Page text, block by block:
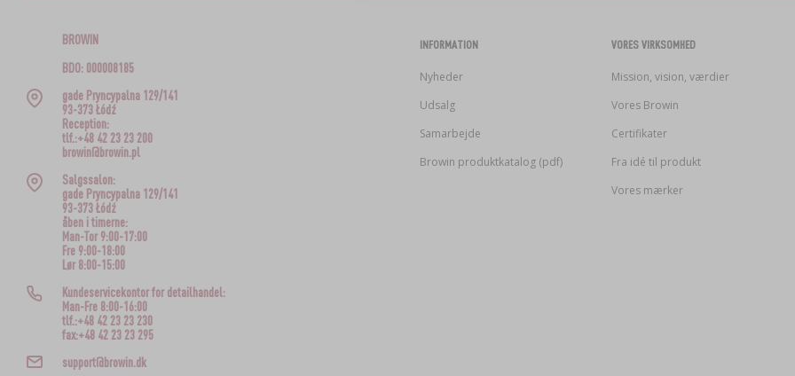
BROWIN
BDO: 000008185
gade Pryncypalna 129/141
93-373 Łódź
Reception:
tlf.:+48 42 23 23 200
browin@browin.pl
Salgssalon:
gade Pryncypalna 129/141
93-373 Łódź
åben i timerne:
Man-Tor 9:00-17:00
Fre 9:00-18:00
Lør 8:00-15:00
Kundeservicekontor for detailhandel:
Man-Fre 8:00-16:00
tlf.:+48 42 23 23 230
fax:+48 42 23 23 295
support@browin.dk
INFORMATION
Nyheder
Udsalg
Samarbejde
Browin produktkatalog (pdf)
VORES VIRKSOMHED
Mission, vision, værdier
Vores Browin
Certifikater
Fra idé til produkt
Vores mærker